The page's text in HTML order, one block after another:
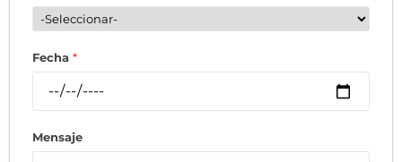
Fecha *
Mensaje